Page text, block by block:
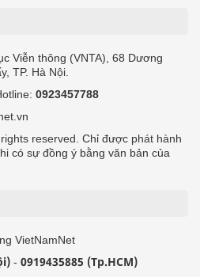
Viễn thông (VNTA), 68 Dương
TP. Hà Nội.
0923457788
reserved. Chỉ được phát hành
có sự đồng ý bằng văn bản của
VietNamNet
- 0919435885 (Tp.HCM)